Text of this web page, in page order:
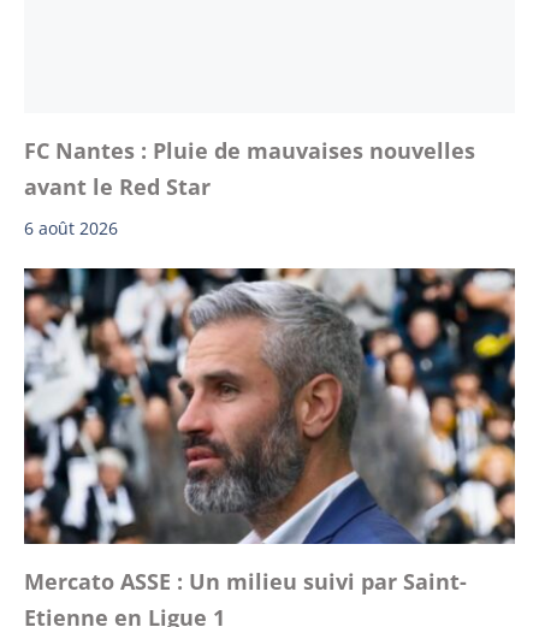
FC Nantes : Pluie de mauvaises nouvelles
avant le Red Star
6 août 2026
Mercato ASSE : Un milieu suivi par Saint-
Etienne en Ligue 1